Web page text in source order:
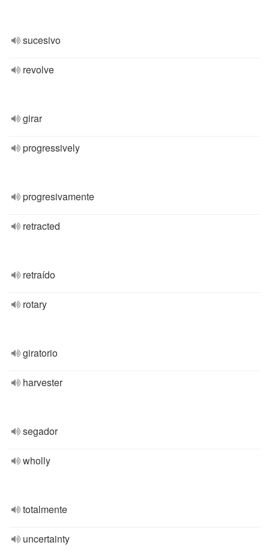
sucesivo
revolve
girar
progressively
progresivamente
retracted
retraído
rotary
giratorio
harvester
segador
wholly
totalmente
uncertainty